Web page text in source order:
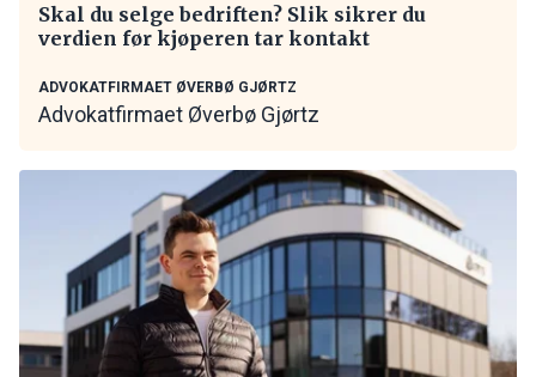
Skal du selge bedriften? Slik sikrer du
verdien før kjøperen tar kontakt
ADVOKATFIRMAET ØVERBØ GJØRTZ
Advokatfirmaet Øverbø Gjørtz